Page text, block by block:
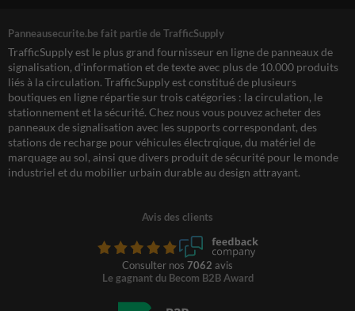
Panneausecurite.be fait partie de TrafficSupply
TrafficSupply est le plus grand fournisseur en ligne de panneaux de
signalisation, d'information et de texte avec plus de 10.000 produits
liés à la circulation. TrafficSupply est constitué de plusieurs
boutiques en ligne répartie sur trois catégories : la circulation, le
stationnement et la sécurité. Chez nous vous pouvez acheter des
panneaux de signalisation avec les supports correspondant, des
stations de recharge pour véhicules électrqique, du matériel de
marquage au sol, ainsi que divers produit de sécurité pour le monde
industriel et du mobilier urbain durable au design attrayant.
Avis des clients
Consulter nos 7062 avis
Le gagnant du Becom B2B Award